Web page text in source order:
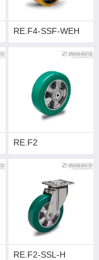
RE.F4-SSF-WEH
RE.F2
RE.F2-SSL-H